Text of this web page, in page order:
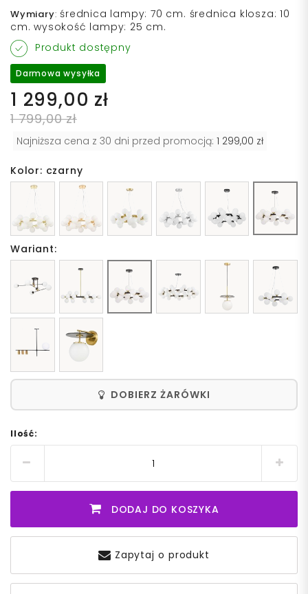
Wymiary: średnica lampy: 70 cm. średnica klosza: 10
cm. wysokość lampy: 25 cm.
Produkt dostępny
Darmowa wysyłka
1 299,00 zł
1 799,00 zł
Najniższa cena z 30 dni przed promocją: 1 299,00 zł
Kolor: czarny
Wariant:
DOBIERZ ŻARÓWKI
Ilość:
DODAJ DO KOSZYKA
Zapytaj o produkt